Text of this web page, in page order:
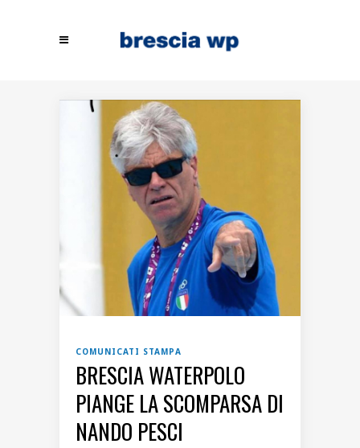
COMUNICATI STAMPA
BRESCIA WATERPOLO
PIANGE LA SCOMPARSA DI
NANDO PESCI